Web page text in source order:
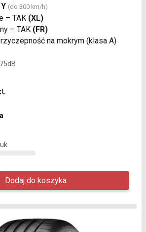
Y (do 300 km/h)
– TAK (XL)
– TAK (FR)
na mokrym (klasa A)
75dB